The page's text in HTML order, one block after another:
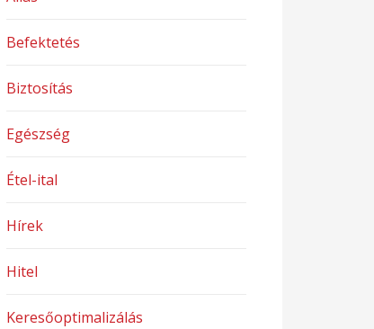
Befektetés
Biztosítás
Egészség
Étel-ital
Hírek
Hitel
Keresőoptimalizálás